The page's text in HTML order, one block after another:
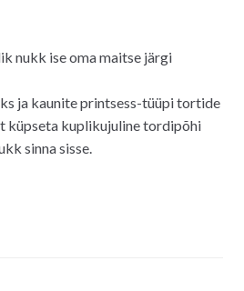
nukk ise oma maitse järgi
ja kaunite printsess-tüüpi tortide
küpseta kuplikujuline tordipõhi
sinna sisse.